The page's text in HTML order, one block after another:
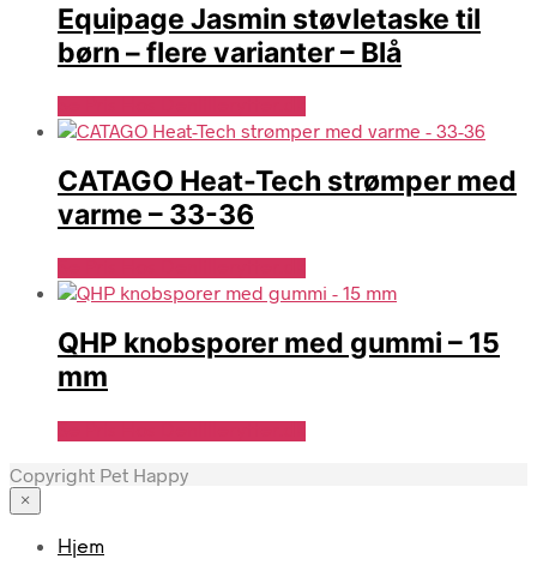
Equipage Jasmin støvletaske til
børn – flere varianter – Blå
CATAGO Heat-Tech strømper med
varme – 33-36
QHP knobsporer med gummi – 15
mm
Copyright Pet Happy
×
Hjem